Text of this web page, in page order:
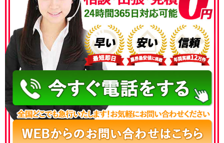
050-3186-4780